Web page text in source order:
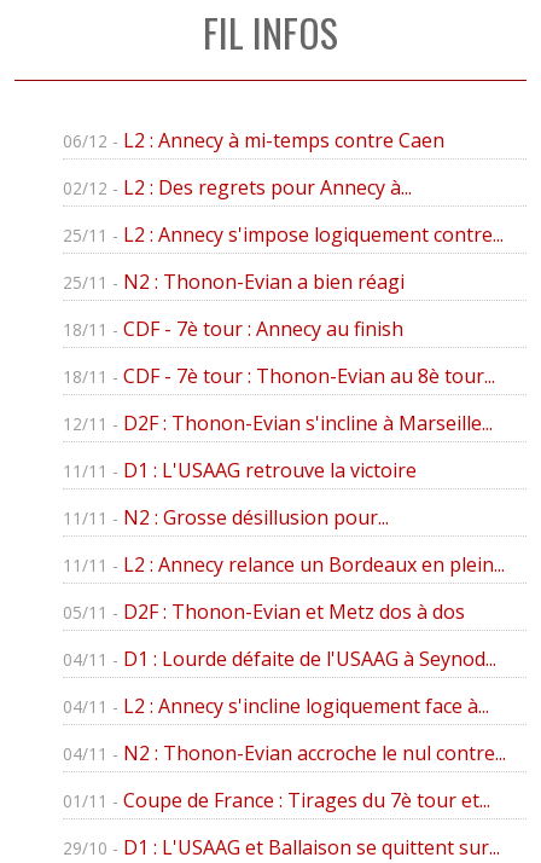
FIL INFOS
06/12 - L2 : Annecy à mi-temps contre Caen
02/12 - L2 : Des regrets pour Annecy à...
25/11 - L2 : Annecy s'impose logiquement contre...
25/11 - N2 : Thonon-Evian a bien réagi
18/11 - CDF - 7è tour : Annecy au finish
18/11 - CDF - 7è tour : Thonon-Evian au 8è tour...
12/11 - D2F : Thonon-Evian s'incline à Marseille...
11/11 - D1 : L'USAAG retrouve la victoire
11/11 - N2 : Grosse désillusion pour...
11/11 - L2 : Annecy relance un Bordeaux en plein...
05/11 - D2F : Thonon-Evian et Metz dos à dos
04/11 - D1 : Lourde défaite de l'USAAG à Seynod...
04/11 - L2 : Annecy s'incline logiquement face à...
04/11 - N2 : Thonon-Evian accroche le nul contre...
01/11 - Coupe de France : Tirages du 7è tour et...
29/10 - D1 : L'USAAG et Ballaison se quittent sur...